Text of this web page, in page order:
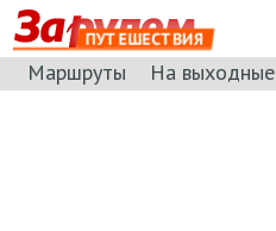
ПУТЕШЕСТВИЯ
Маршруты На выходные